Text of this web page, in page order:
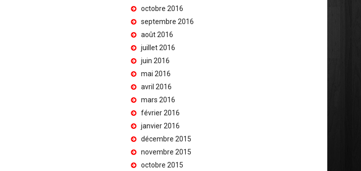
octobre 2016
septembre 2016
août 2016
juillet 2016
juin 2016
mai 2016
avril 2016
mars 2016
février 2016
janvier 2016
décembre 2015
novembre 2015
octobre 2015